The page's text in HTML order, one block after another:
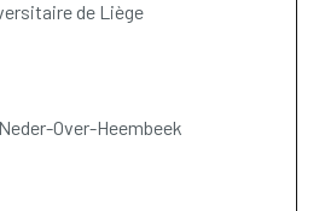
de Liège
Over-Heembeek